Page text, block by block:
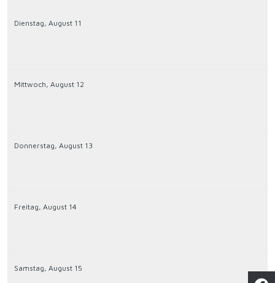
Dienstag, August 11
Mittwoch, August 12
Donnerstag, August 13
Freitag, August 14
Samstag, August 15